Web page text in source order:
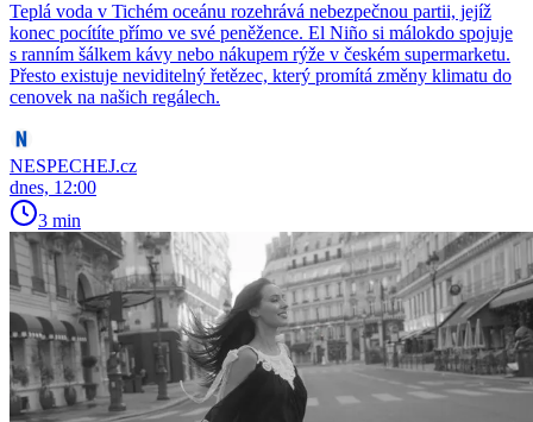
Teplá voda v Tichém oceánu rozehrává nebezpečnou partii, jejíž
konec pocítíte přímo ve své peněžence. El Niño si málokdo spojuje
s ranním šálkem kávy nebo nákupem rýže v českém supermarketu.
Přesto existuje neviditelný řetězec, který promítá změny klimatu do
cenovek na našich regálech.
NESPECHEJ.cz
dnes, 12:00
3 min